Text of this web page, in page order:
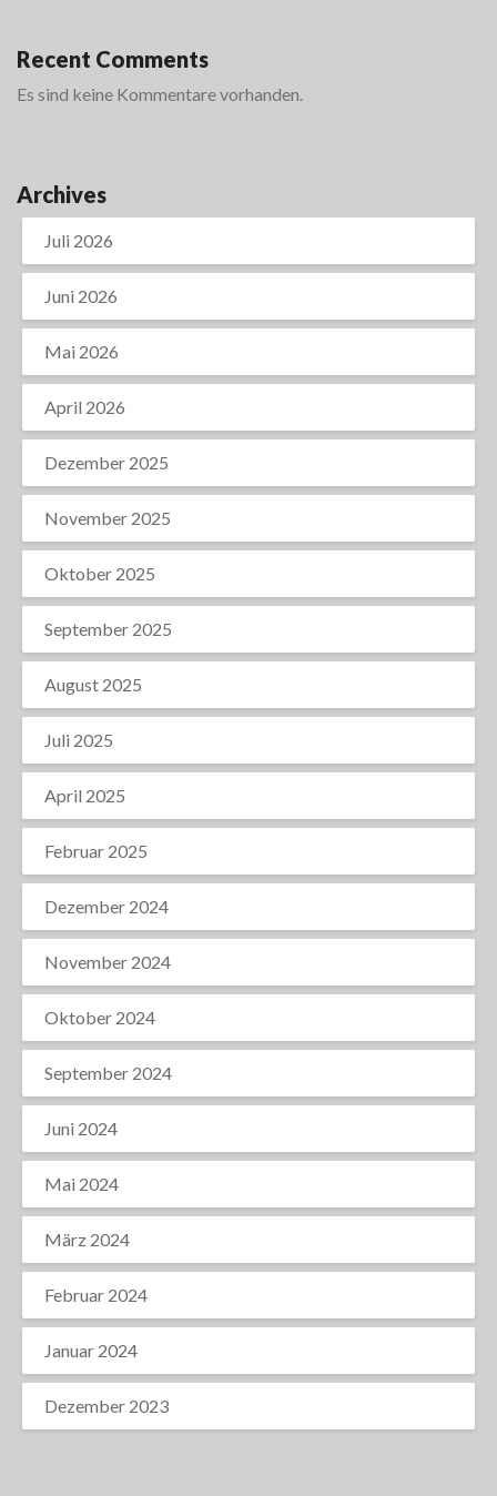
Recent Comments
Es sind keine Kommentare vorhanden.
Archives
Juli 2026
Juni 2026
Mai 2026
April 2026
Dezember 2025
November 2025
Oktober 2025
September 2025
August 2025
Juli 2025
April 2025
Februar 2025
Dezember 2024
November 2024
Oktober 2024
September 2024
Juni 2024
Mai 2024
März 2024
Februar 2024
Januar 2024
Dezember 2023